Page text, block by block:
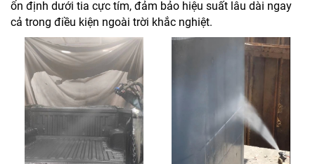
ổn định dưới tia cực tím, đảm bảo hiệu suất lâu dài ngay
cả trong điều kiện ngoài trời khắc nghiệt.